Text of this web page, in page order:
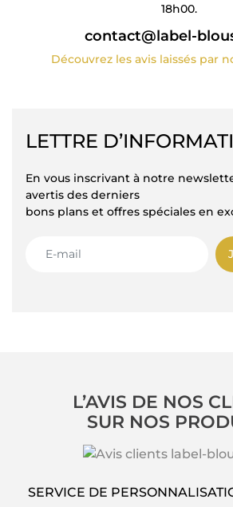
18h00.
contact@label-
Découvrez les avis laissés par
LETTRE
En vous inscrivant à notre
avertis des derniers
bons plans et offres spéciales en
L’AVIS DE NOS
SUR NOS
SERVICE DE